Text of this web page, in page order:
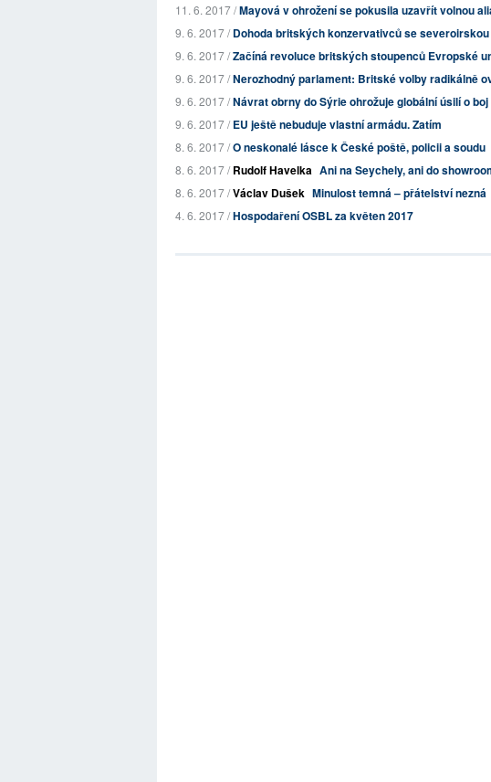
11. 6. 2017 /Mayová v ohrožení se pokusila uzavřít volnou
9. 6. 2017 /Dohoda britských konzervativců se
9. 6. 2017 /Začíná revoluce britských stoupenců Evropské
9. 6. 2017 /Nerozhodný parlament: Britské volby radikálně
9. 6. 2017 /Návrat obrny do Sýrie ohrožuje globální úsilí o
9. 6. 2017 /EU ještě nebuduje vlastní armádu. Zatím
8. 6. 2017 /O neskonalé lásce k České poště, policii a soudu
8. 6. 2017 /Rudolf Havelka Ani na Seychely, ani do
8. 6. 2017 /Václav Dušek Minulost temná – přátelství nezná
4. 6. 2017 /Hospodaření OSBL za květen 2017